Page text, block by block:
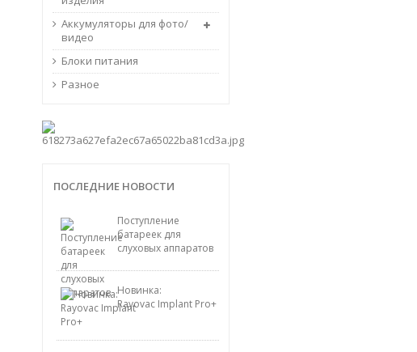
Аккумуляторы для фото/
видео
Блоки питания
Разное
ПОСЛЕДНИЕ НОВОСТИ
Поступление
батареек для
слуховых аппаратов
Новинка:
Rayovac Implant Pro+